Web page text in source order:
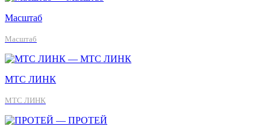
Масштаб
Масштаб
МТС ЛИНК
МТС ЛИНК